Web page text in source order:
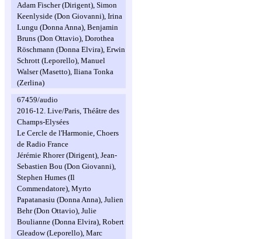
Adam Fischer (Dirigent), Simon
Keenlyside (Don Giovanni), Irina
Lungu (Donna Anna), Benjamin
Bruns (Don Ottavio), Dorothea
Röschmann (Donna Elvira), Erwin
Schrott (Leporello), Manuel
Walser (Masetto), Iliana Tonka
(Zerlina)
67459/audio
2016-12. Live/Paris, Théâtre des
Champs-Elysées
Le Cercle de l'Harmonie, Choers
de Radio France
Jérémie Rhorer (Dirigent), Jean-
Sebastien Bou (Don Giovanni),
Stephen Humes (Il
Commendatore), Myrto
Papatanasiu (Donna Anna), Julien
Behr (Don Ottavio), Julie
Boulianne (Donna Elvira), Robert
Gleadow (Leporello), Marc